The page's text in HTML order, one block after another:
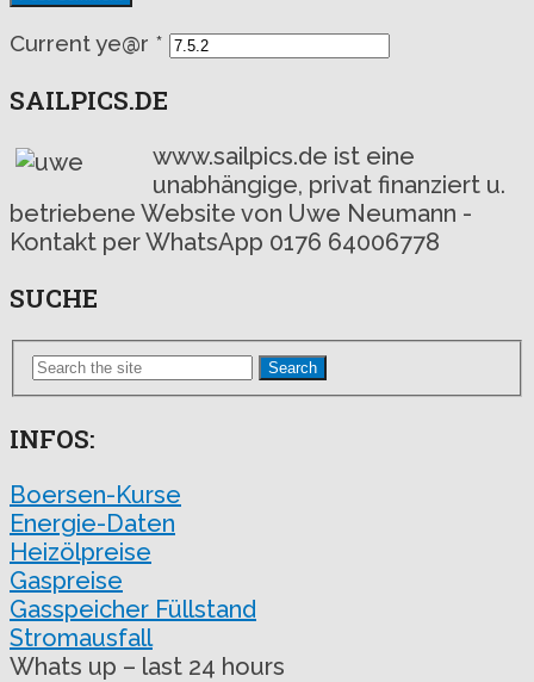
Current ye@r *
SAILPICS.DE
www.sailpics.de ist eine
unabhängige, privat finanziert u.
betriebene Website von Uwe Neumann -
Kontakt per WhatsApp 0176 64006778
SUCHE
Search
INFOS:
Boersen-Kurse
Energie-Daten
Heizölpreise
Gaspreise
Gasspeicher Füllstand
Stromausfall
Whats up – last 24 hours